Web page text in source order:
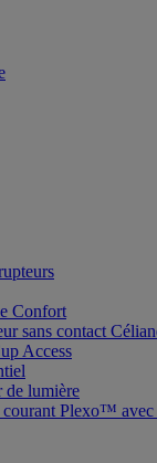
Confort
sans contact
Access
de lumière
Plexo™ avec